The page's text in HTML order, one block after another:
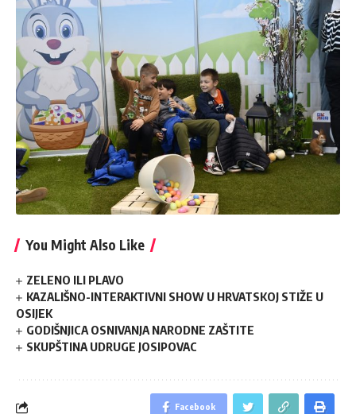
You Might Also Like
ZELENO ILI PLAVO
KAZALIŠNO-INTERAKTIVNI SHOW U HRVATSKOJ STIŽE U
OSIJEK
GODIŠNJICA OSNIVANJA NARODNE ZAŠTITE
SKUPŠTINA UDRUGE JOSIPOVAC
Facebook